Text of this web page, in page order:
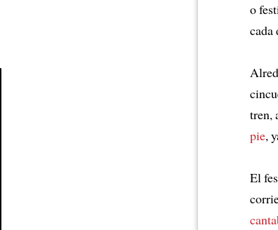
o
cada
tren,
pie,
El